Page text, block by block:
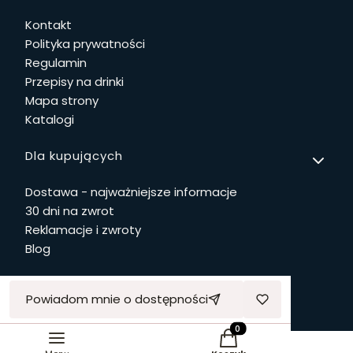
Kontakt
Polityka prywatności
Regulamin
Przepisy na drinki
Mapa strony
Katalogi
Dla kupujących
Dostawa - najważniejsze informacje
30 dni na zwrot
Reklamacje i zwroty
Blog
© Copyright 2026 Dwie Głowy Sp. z o.o.
Shoper.pl
Powiadom mnie o dostępności
Produkty w koszyku: 0.